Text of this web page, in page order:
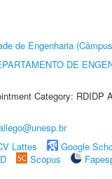
de Engenharia
DE
Category: RDIDP
Lattes
Google
Scopus